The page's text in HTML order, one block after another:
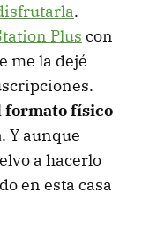
.
Plus con
me la dejé
formato físico
. Y aunque
a hacerlo
en esta casa